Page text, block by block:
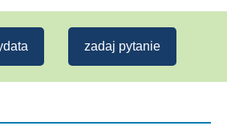
zadaj pytanie